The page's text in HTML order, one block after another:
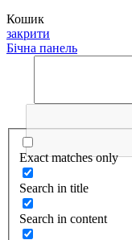
Кошик
закрити
Бічна панель
Exact matches only
Search in title
Search in content